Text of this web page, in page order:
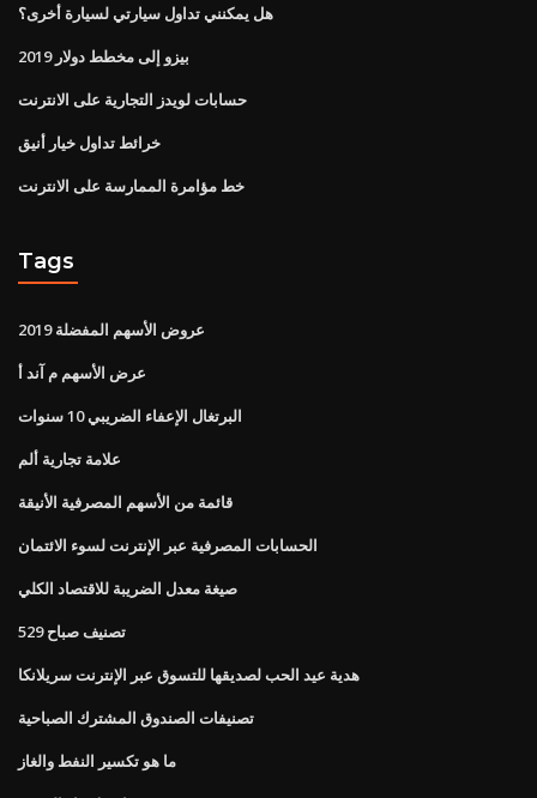
هل يمكنني تداول سيارتي لسيارة أخرى؟
بيزو إلى مخطط دولار 2019
حسابات لويدز التجارية على الانترنت
خرائط تداول خيار أنيق
خط مؤامرة الممارسة على الانترنت
Tags
عروض الأسهم المفضلة 2019
عرض الأسهم م آند أ
البرتغال الإعفاء الضريبي 10 سنوات
علامة تجارية ألم
قائمة من الأسهم المصرفية الأنيقة
الحسابات المصرفية عبر الإنترنت لسوء الائتمان
صيغة معدل الضريبة للاقتصاد الكلي
تصنيف صباح 529
هدية عيد الحب لصديقها للتسوق عبر الإنترنت سريلانكا
تصنيفات الصندوق المشترك الصباحية
ما هو تكسير النفط والغاز